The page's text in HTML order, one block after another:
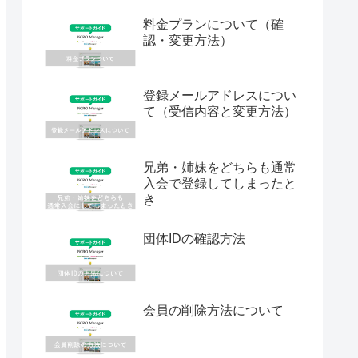
料金プランについて（確
認・変更方法）
登録メールアドレスについ
て（受信内容と変更方法）
兄弟・姉妹をどちらも通常
入会で登録してしまったと
き
団体IDの確認方法
会員の削除方法について